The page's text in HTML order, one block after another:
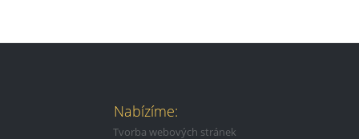
Nabízíme:
Tvorba webových stránek